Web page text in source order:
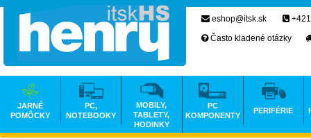
eshop@itsk.sk
Často kladené otázky
JARNÉ
POMÔCKY
PC,
NOTEBOOKY
MOBILY,
TABLETY,
HODINKY
PC
KOMPONENTY
PERIFÉRIE